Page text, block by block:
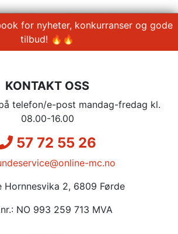
for nyheter, konkurranser og gode
tilbud! 🔥🔥
KONTAKT OSS
telefon/e-post mandag-fredag kl.
08.00-16.00
57 72 55 26
mc.no
Hornnesvika 2, 6809 Førde
NO 993 259 713 MVA